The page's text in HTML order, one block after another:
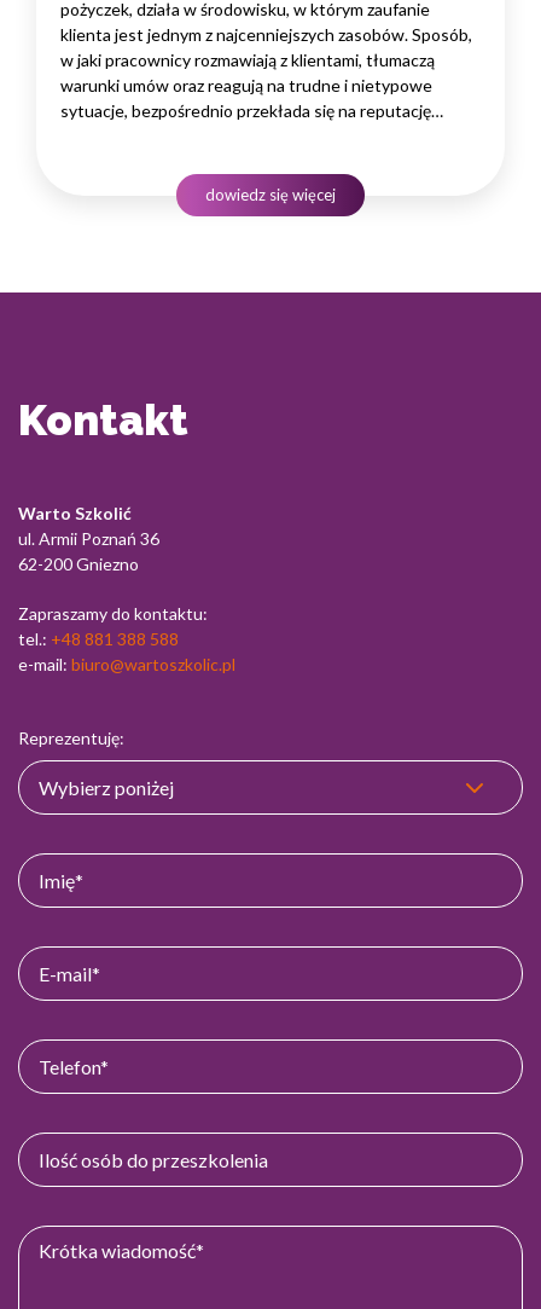
pożyczek, działa w środowisku, w którym zaufanie
klienta jest jednym z najcenniejszych zasobów. Sposób,
w jaki pracownicy rozmawiają z klientami, tłumaczą
warunki umów oraz reagują na trudne i nietypowe
sytuacje, bezpośrednio przekłada się na reputację
produktowej, lecz także rozwiniętych kompetencji
komunikacyjnych, empatii…
dowiedz się więcej
Kontakt
Warto Szkolić
ul. Armii Poznań 36
62-200 Gniezno
Zapraszamy do kontaktu:
tel.: +48 881 388 588
e-mail: biuro@wartoszkolic.pl
Reprezentuję: